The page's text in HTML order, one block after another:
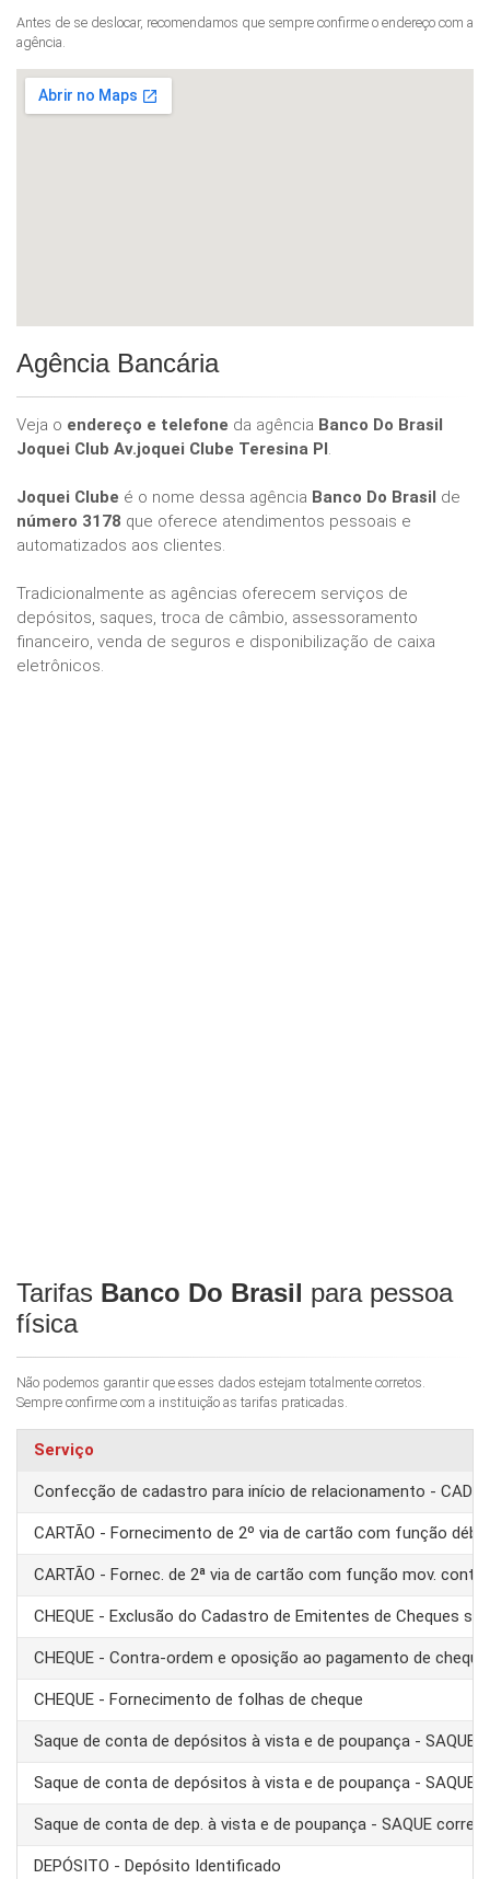
Antes de se deslocar, recomendamos que sempre confirme o endereço com a
agência.
Agência Bancária
Veja o endereço e telefone da agência Banco Do Brasil
Joquei Club Av.joquei Clube Teresina PI.
Joquei Clube é o nome dessa agência Banco Do Brasil de
número 3178 que oferece atendimentos pessoais e
automatizados aos clientes.
Tradicionalmente as agências oferecem serviços de
depósitos, saques, troca de câmbio, assessoramento
financeiro, venda de seguros e disponibilização de caixa
eletrônicos.
Tarifas Banco Do Brasil para pessoa
física
Não podemos garantir que esses dados estejam totalmente corretos.
Sempre confirme com a instituição as tarifas praticadas.
Serviço
Confecção de cadastro para início de relacionamento -
CARTÃO - Fornecimento de 2º via de cartão com função
CARTÃO - Fornec. de 2ª via de cartão com função mov. conta
CHEQUE - Exclusão do Cadastro de Emitentes de Cheques
CHEQUE - Contra-ordem e oposição ao pagamento de cheque
CHEQUE - Fornecimento de folhas de cheque
Saque de conta de depósitos à vista e de poupança - SAQUE
Saque de conta de depósitos à vista e de poupança - SAQUE
Saque de conta de dep. à vista e de poupança - SAQUE
DEPÓSITO - Depósito Identificado